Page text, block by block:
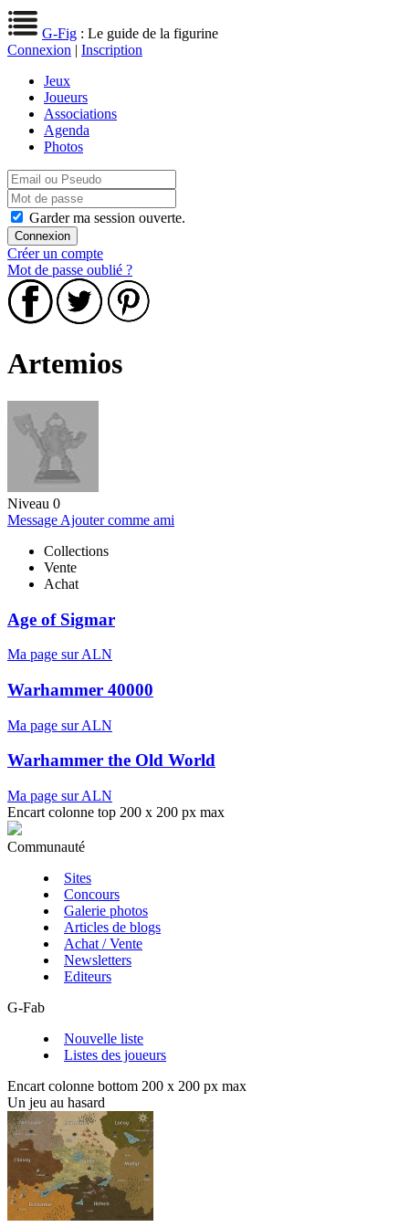
G-Fig : Le guide de la figurine
Connexion | Inscription
Jeux
Joueurs
Associations
Agenda
Photos
Garder ma session ouverte.
Créer un compte
Mot de passe oublié ?
Artemios
Niveau 0
Message Ajouter comme ami
Collections
Vente
Achat
Age of Sigmar
Ma page sur ALN
Warhammer 40000
Ma page sur ALN
Warhammer the Old World
Ma page sur ALN
Encart colonne top 200 x 200 px max
Communauté
Sites
Concours
Galerie photos
Articles de blogs
Achat / Vente
Newsletters
Editeurs
G-Fab
Nouvelle liste
Listes des joueurs
Encart colonne bottom 200 x 200 px max
Un jeu au hasard